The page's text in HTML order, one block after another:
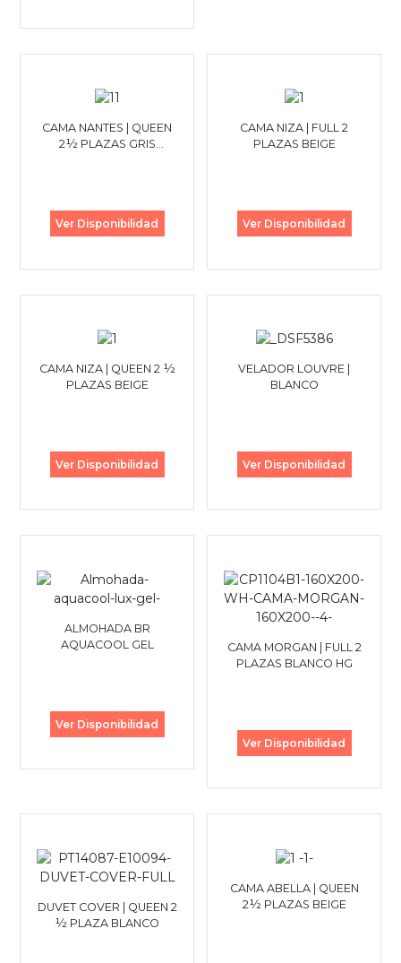
CAMA NANTES | QUEEN
2½ PLAZAS GRIS
Ver Disponibilidad
CAMA NIZA | FULL 2
PLAZAS BEIGE
Ver Disponibilidad
CAMA NIZA | QUEEN 2 ½
PLAZAS BEIGE
Ver Disponibilidad
VELADOR LOUVRE |
BLANCO
Ver Disponibilidad
ALMOHADA BR
AQUACOOL GEL
Ver Disponibilidad
CAMA MORGAN | FULL 2
PLAZAS BLANCO HG
Ver Disponibilidad
DUVET COVER | QUEEN 2
½ PLAZA BLANCO
CAMA ABELLA | QUEEN
2½ PLAZAS BEIGE